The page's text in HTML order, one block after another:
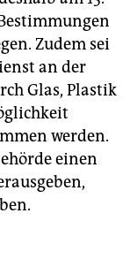
Zudem sei
an der
Glas, Plastik
werden.
einen